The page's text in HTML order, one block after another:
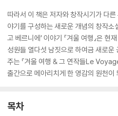
따라서 이 책은 저자와 창작시기가 다
야기를 구성하는 새로운 개념의 창작소
고 베르니에’ 이야기 『겨울 여행』은
성원들 열다섯 남짓으로 하여금 새로운
주는 『겨울 여행 & 그 연작들Le
출간으로 메아리치게 한 영감의 원천이
목차